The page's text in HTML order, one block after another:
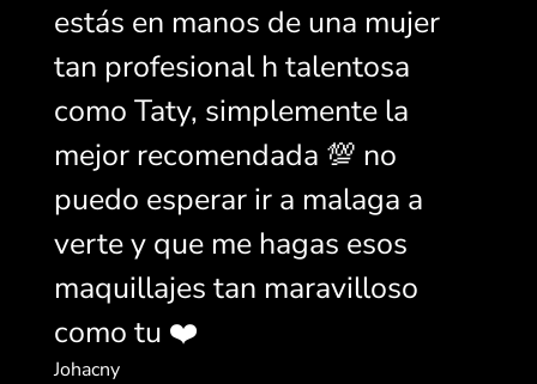
estás en manos de una mujer
tan profesional h talentosa
como Taty, simplemente la
mejor recomendada 💯 no
puedo esperar ir a malaga a
verte y que me hagas esos
maquillajes tan maravilloso
como tu ❤️
Johacny